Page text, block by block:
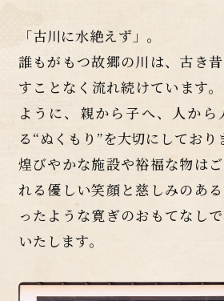
「古川に水絶えず」。
誰もがもつ故郷の川は、古き
すことなく流れ続けています
ように、親から子へ、人か
る“ぬくもり”を大切にしており
煌びやかな施設や裕福な物は
れる優しい笑顔と慈しみのあ
ったような寛ぎのおもてなし
いたします。